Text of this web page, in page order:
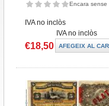
Encara sense
IVA no inclòs
IVA no inclòs
€18,50